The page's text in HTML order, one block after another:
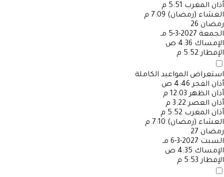
أذان المغرب 5:51 م
العشاء (رمضان) 7:09 م
رمضان 26
الجمعة 2027-3-5 مـ
الإمساك 4:36 ص
الإفطار 5:52 م
استعراض المواعيد الكاملة
أذان الفجر 4:46 ص
أذان الظهر 12:03 م
أذان العصر 3:22 م
أذان المغرب 5:52 م
العشاء (رمضان) 7:10 م
رمضان 27
السبت 2027-3-6 مـ
الإمساك 4:35 ص
الإفطار 5:53 م